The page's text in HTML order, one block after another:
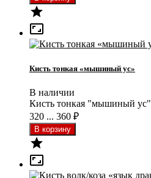


Кисть тонкая «мышиный ус»
В наличии
Кисть тонкая "мышиный ус"
320 ... 360 ₽

